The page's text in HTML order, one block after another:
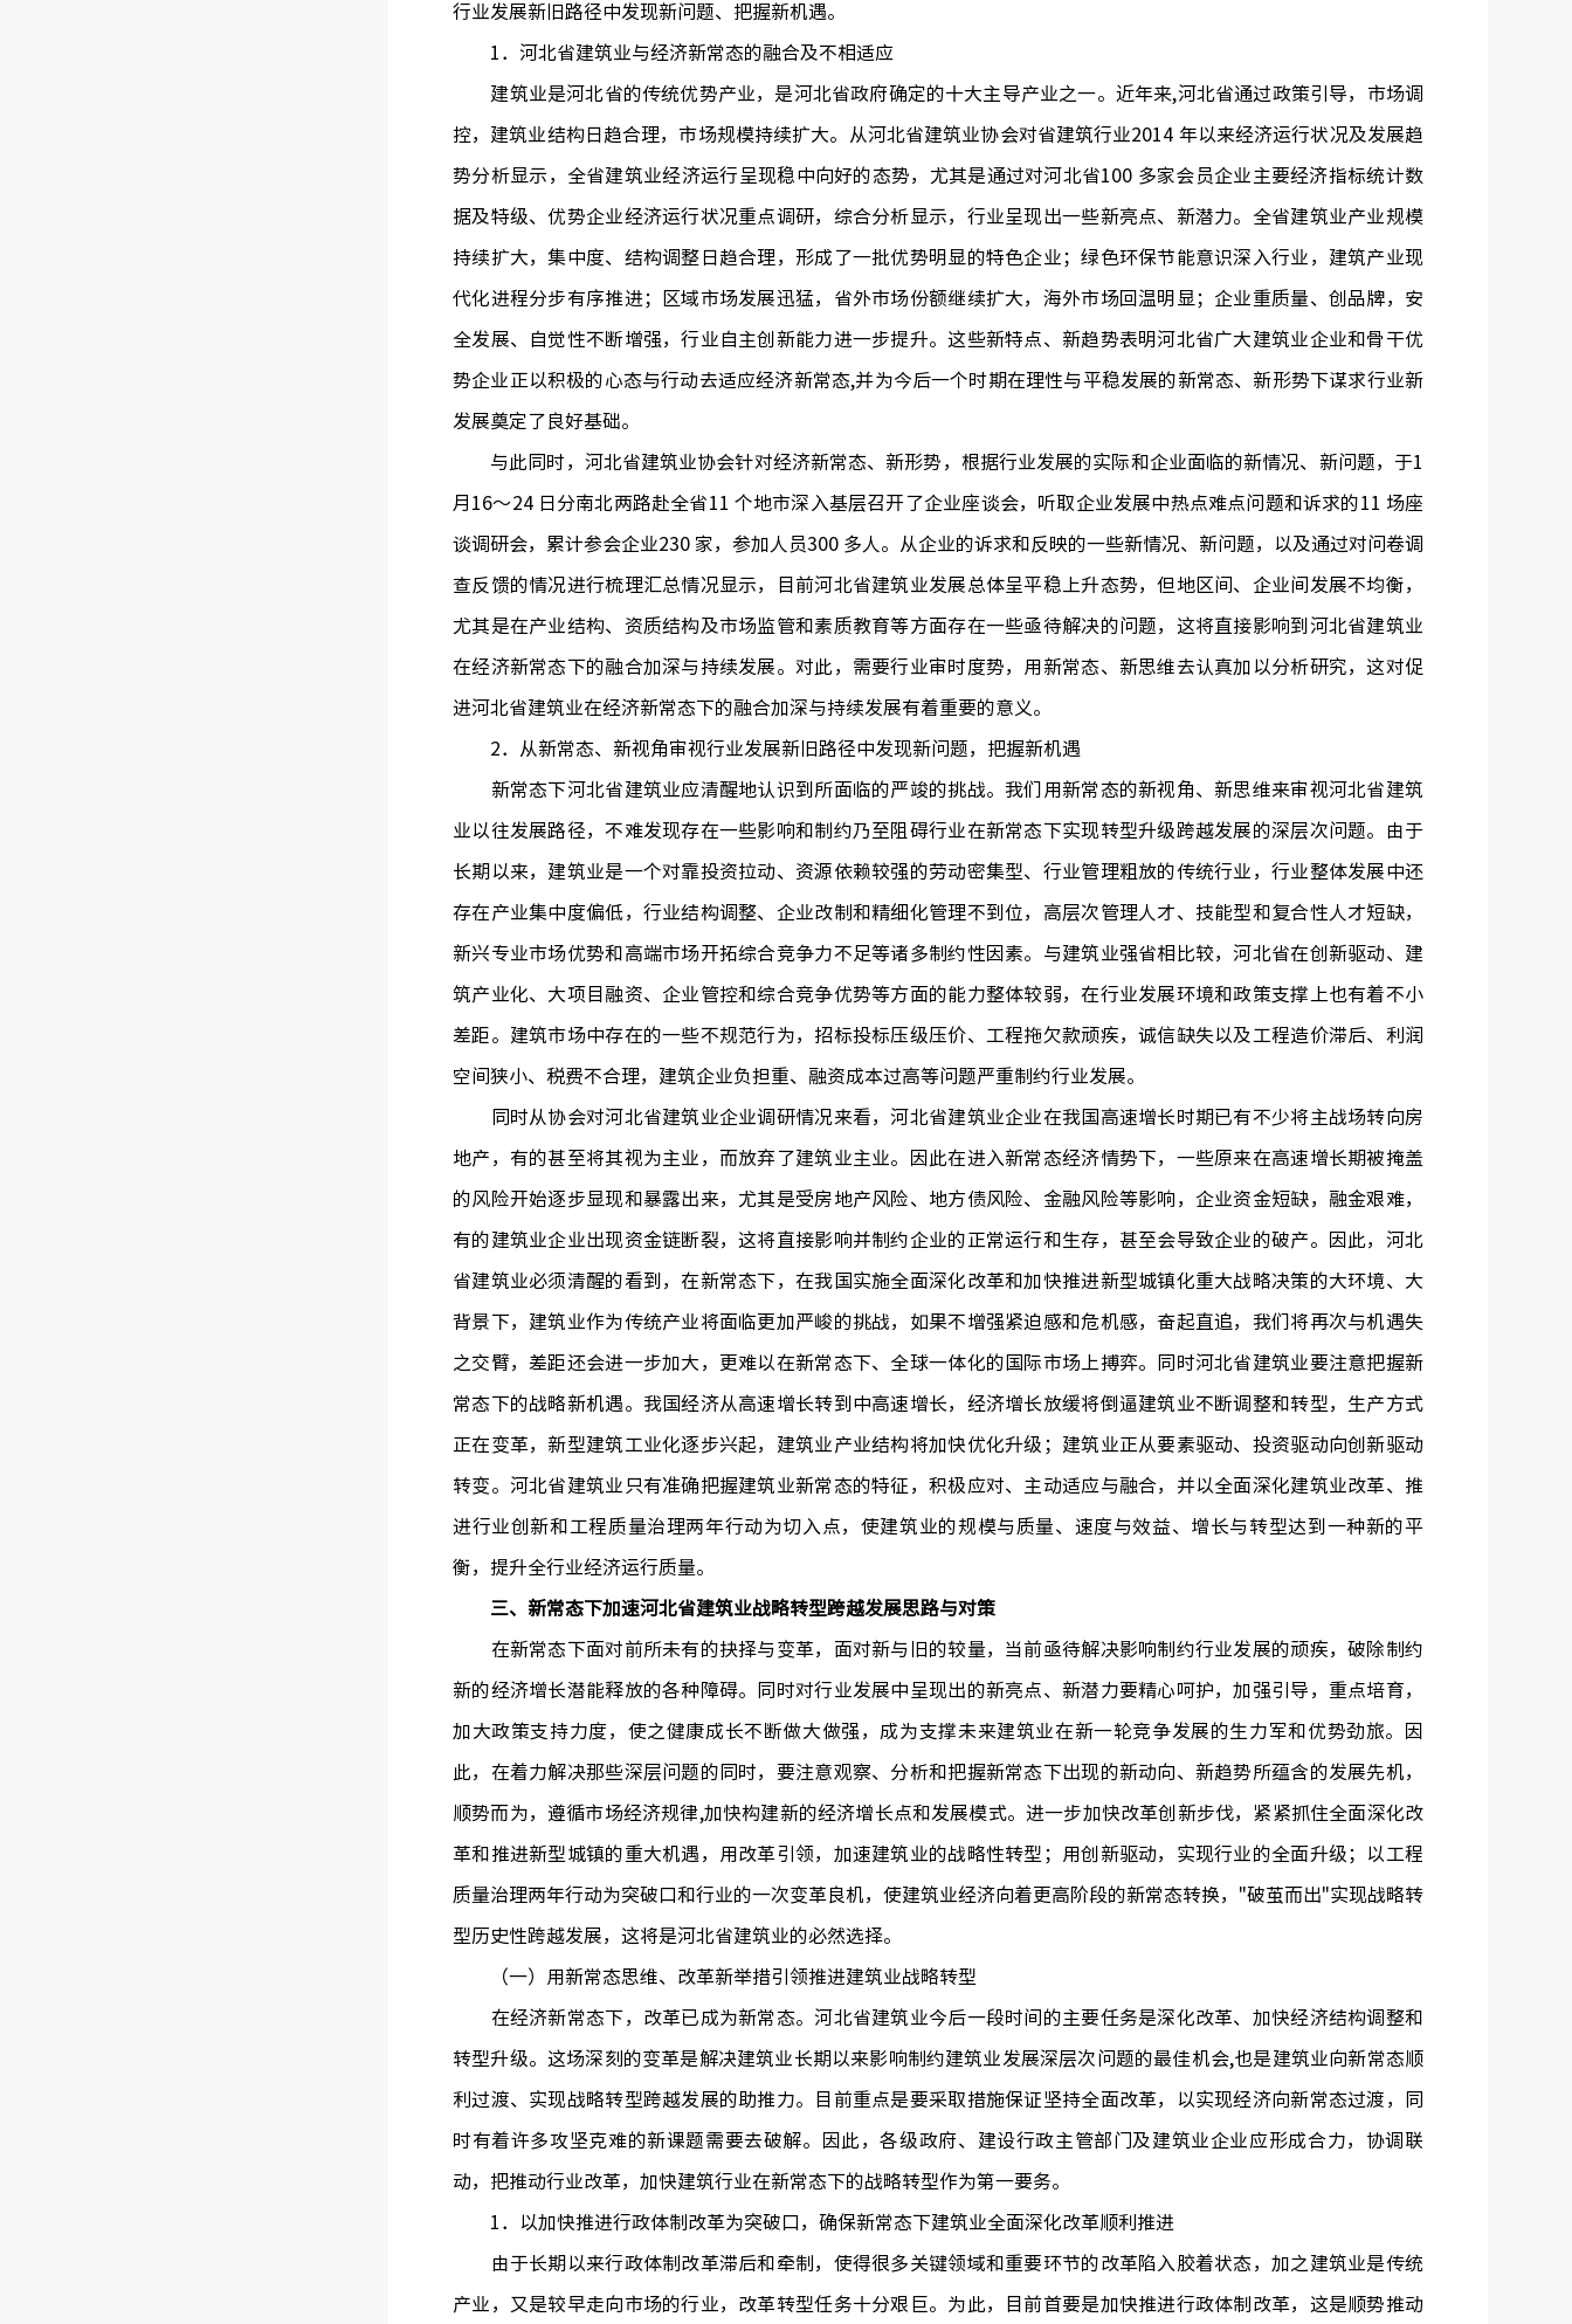
行业发展新旧路径中发现新问题、把握新机遇。
1．河北省建筑业与经济新常态的融合及不相适应
建筑业是河北省的传统优势产业，是河北省政府确定的十大主导产业之一。近年来,河北省通过政策引导，市场调
控，建筑业结构日趋合理，市场规模持续扩大。从河北省建筑业协会对省建筑行业2014 年以来经济运行状况及发展趋
势分析显示，全省建筑业经济运行呈现稳中向好的态势，尤其是通过对河北省100 多家会员企业主要经济指标统计数
据及特级、优势企业经济运行状况重点调研，综合分析显示，行业呈现出一些新亮点、新潜力。全省建筑业产业规模
持续扩大，集中度、结构调整日趋合理，形成了一批优势明显的特色企业；绿色环保节能意识深入行业，建筑产业现
代化进程分步有序推进；区域市场发展迅猛，省外市场份额继续扩大，海外市场回温明显；企业重质量、创品牌，安
全发展、自觉性不断增强，行业自主创新能力进一步提升。这些新特点、新趋势表明河北省广大建筑业企业和骨干优
势企业正以积极的心态与行动去适应经济新常态,并为今后一个时期在理性与平稳发展的新常态、新形势下谋求行业新
发展奠定了良好基础。
与此同时，河北省建筑业协会针对经济新常态、新形势，根据行业发展的实际和企业面临的新情况、新问题，于1
月16～24 日分南北两路赴全省11 个地市深入基层召开了企业座谈会，听取企业发展中热点难点问题和诉求的11 场座
谈调研会，累计参会企业230 家，参加人员300 多人。从企业的诉求和反映的一些新情况、新问题，以及通过对问卷调
查反馈的情况进行梳理汇总情况显示，目前河北省建筑业发展总体呈平稳上升态势，但地区间、企业间发展不均衡，
尤其是在产业结构、资质结构及市场监管和素质教育等方面存在一些亟待解决的问题，这将直接影响到河北省建筑业
在经济新常态下的融合加深与持续发展。对此，需要行业审时度势，用新常态、新思维去认真加以分析研究，这对促
进河北省建筑业在经济新常态下的融合加深与持续发展有着重要的意义。
2．从新常态、新视角审视行业发展新旧路径中发现新问题，把握新机遇
新常态下河北省建筑业应清醒地认识到所面临的严竣的挑战。我们用新常态的新视角、新思维来审视河北省建筑
业以往发展路径，不难发现存在一些影响和制约乃至阻碍行业在新常态下实现转型升级跨越发展的深层次问题。由于
长期以来，建筑业是一个对靠投资拉动、资源依赖较强的劳动密集型、行业管理粗放的传统行业，行业整体发展中还
存在产业集中度偏低，行业结构调整、企业改制和精细化管理不到位，高层次管理人才、技能型和复合性人才短缺，
新兴专业市场优势和高端市场开拓综合竞争力不足等诸多制约性因素。与建筑业强省相比较，河北省在创新驱动、建
筑产业化、大项目融资、企业管控和综合竞争优势等方面的能力整体较弱，在行业发展环境和政策支撑上也有着不小
差距。建筑市场中存在的一些不规范行为，招标投标压级压价、工程拖欠款顽疾，诚信缺失以及工程造价滞后、利润
空间狭小、税费不合理，建筑企业负担重、融资成本过高等问题严重制约行业发展。
同时从协会对河北省建筑业企业调研情况来看，河北省建筑业企业在我国高速增长时期已有不少将主战场转向房
地产，有的甚至将其视为主业，而放弃了建筑业主业。因此在进入新常态经济情势下，一些原来在高速增长期被掩盖
的风险开始逐步显现和暴露出来，尤其是受房地产风险、地方债风险、金融风险等影响，企业资金短缺，融金艰难，
有的建筑业企业出现资金链断裂，这将直接影响并制约企业的正常运行和生存，甚至会导致企业的破产。因此，河北
省建筑业必须清醒的看到，在新常态下，在我国实施全面深化改革和加快推进新型城镇化重大战略决策的大环境、大
背景下，建筑业作为传统产业将面临更加严峻的挑战，如果不增强紧迫感和危机感，奋起直追，我们将再次与机遇失
之交臂，差距还会进一步加大，更难以在新常态下、全球一体化的国际市场上搏弈。同时河北省建筑业要注意把握新
常态下的战略新机遇。我国经济从高速增长转到中高速增长，经济增长放缓将倒逼建筑业不断调整和转型，生产方式
正在变革，新型建筑工业化逐步兴起，建筑业产业结构将加快优化升级；建筑业正从要素驱动、投资驱动向创新驱动
转变。河北省建筑业只有准确把握建筑业新常态的特征，积极应对、主动适应与融合，并以全面深化建筑业改革、推
进行业创新和工程质量治理两年行动为切入点，使建筑业的规模与质量、速度与效益、增长与转型达到一种新的平
衡，提升全行业经济运行质量。
三、新常态下加速河北省建筑业战略转型跨越发展思路与对策
在新常态下面对前所未有的抉择与变革，面对新与旧的较量，当前亟待解决影响制约行业发展的顽疾，破除制约
新的经济增长潜能释放的各种障碍。同时对行业发展中呈现出的新亮点、新潜力要精心呵护，加强引导，重点培育，
加大政策支持力度，使之健康成长不断做大做强，成为支撑未来建筑业在新一轮竞争发展的生力军和优势劲旅。因
此，在着力解决那些深层问题的同时，要注意观察、分析和把握新常态下出现的新动向、新趋势所蕴含的发展先机，
顺势而为，遵循市场经济规律,加快构建新的经济增长点和发展模式。进一步加快改革创新步伐，紧紧抓住全面深化改
革和推进新型城镇的重大机遇，用改革引领，加速建筑业的战略性转型；用创新驱动，实现行业的全面升级；以工程
质量治理两年行动为突破口和行业的一次变革良机，使建筑业经济向着更高阶段的新常态转换，"破茧而出"实现战略转
型历史性跨越发展，这将是河北省建筑业的必然选择。
（一）用新常态思维、改革新举措引领推进建筑业战略转型
在经济新常态下，改革已成为新常态。河北省建筑业今后一段时间的主要任务是深化改革、加快经济结构调整和
转型升级。这场深刻的变革是解决建筑业长期以来影响制约建筑业发展深层次问题的最佳机会,也是建筑业向新常态顺
利过渡、实现战略转型跨越发展的助推力。目前重点是要采取措施保证坚持全面改革，以实现经济向新常态过渡，同
时有着许多攻坚克难的新课题需要去破解。因此，各级政府、建设行政主管部门及建筑业企业应形成合力，协调联
动，把推动行业改革，加快建筑行业在新常态下的战略转型作为第一要务。
1．以加快推进行政体制改革为突破口，确保新常态下建筑业全面深化改革顺利推进
由于长期以来行政体制改革滞后和牵制，使得很多关键领域和重要环节的改革陷入胶着状态，加之建筑业是传统
产业，又是较早走向市场的行业，改革转型任务十分艰巨。为此，目前首要是加快推进行政体制改革，这是顺势推动